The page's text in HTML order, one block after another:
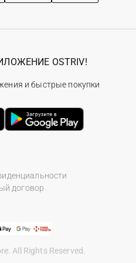
договор
All Rights Reserved.
OSTRIV!
и быстрые покупки